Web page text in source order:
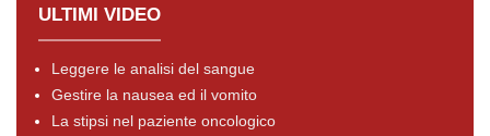
ULTIMI VIDEO
Leggere le analisi del sangue
Gestire la nausea ed il vomito
La stipsi nel paziente oncologico